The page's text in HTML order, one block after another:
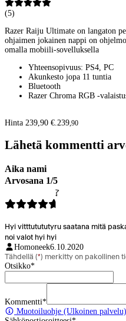
(5)
Razer Raiju Ultimate on langaton
ohjaimen jokainen nappi on
omalla mobiili-sovelluksella
Yhteensopivuus: PS4, PC
Akunkesto jopa 11 tuntia
Bluetooth
Razer Chroma RGB -
Hinta 239,90 €. 239,90
Lähetä kommentti
Aika nami
Arvosana 1/5
Hyi vitttutututyru saatana mitä
noi valot hyi hyi
Homoneek6.10.2020
Tähdellä (*) merkitty on pakollinen
Otsikko*
Kommentti*
Muotoiluohje (Ulkoinen